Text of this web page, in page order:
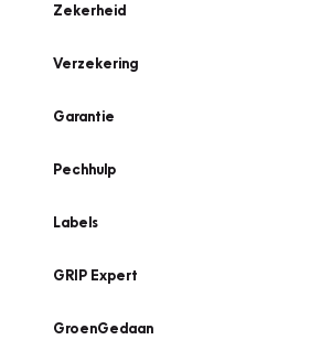
Zekerheid
Verzekering
Garantie
Pechhulp
Labels
GRIP Expert
GroenGedaan